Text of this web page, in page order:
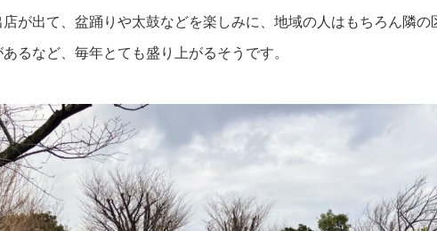
店が出て、盆踊りや太鼓などを楽しみに、地域の人はもちろん隣
あるなど、毎年とても盛り上がるそうです。